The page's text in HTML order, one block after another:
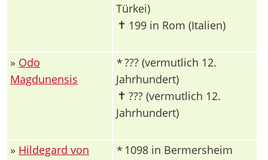
Türkei)
✝ 199 in Rom (Italien)
» Odo
Magdunensis
*??? (vermutlich 12.
Jahrhundert)
✝ ??? (vermutlich 12.
Jahrhundert)
» Hildegard von
* 1098 in Bermersheim